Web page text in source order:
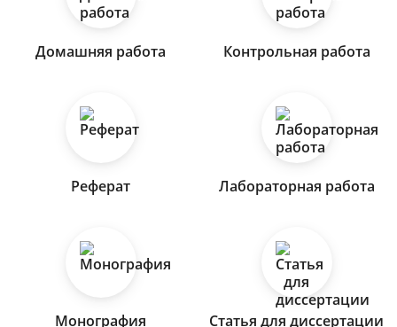
Домашняя работа Контрольная работа
Реферат Лабораторная работа
Монография Статья для диссертации